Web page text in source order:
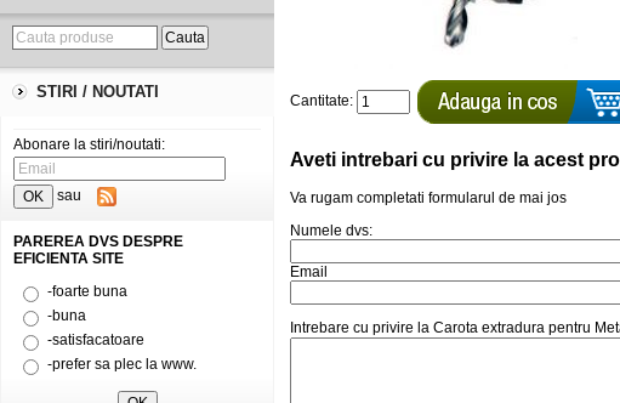
STIRI / NOUTATI
Abonare la stiri/noutati:
sau
PAREREA DVS DESPRE
EFICIENTA SITE
-foarte buna
-buna
-satisfacatoare
-prefer sa plec la www.
Cantitate:
Aveti intrebari cu privire la acest
Va rugam completati formularul de mai jos
Numele dvs:
Email
Intrebare cu privire la Carota extradura pentru